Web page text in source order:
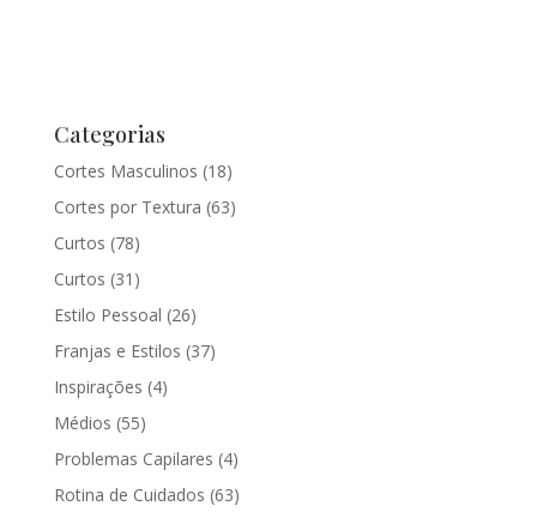
Categorias
Cortes Masculinos (18)
Cortes por Textura (63)
Curtos (78)
Curtos (31)
Estilo Pessoal (26)
Franjas e Estilos (37)
Inspirações (4)
Médios (55)
Problemas Capilares (4)
Rotina de Cuidados (63)